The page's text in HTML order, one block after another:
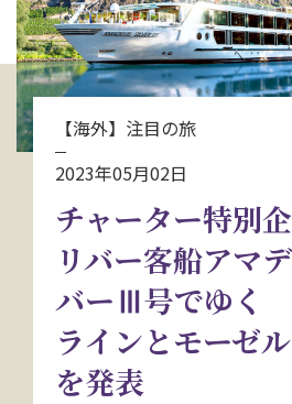
お問い
電話にてお
【海外】注目の旅
2023年05月02日
チャーター特別
リバー客船アマ
バーⅢ号でゆく
ラインとモーゼ
を発表